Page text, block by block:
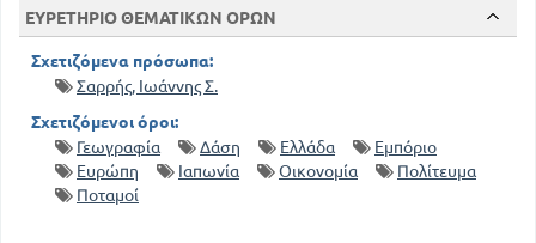
ΕΥΡΕΤΗΡΙΟ ΘΕΜΑΤΙΚΩΝ ΟΡΩΝ
Σχετιζόμενα πρόσωπα:
Σαρρής, Ιωάννης Σ.
Σχετιζόμενοι όροι:
Γεωγραφία
Δάση Ελλάδα
Εμπόριο
Ευρώπη
Ιαπωνία Οικονομία
Πολίτευμα
Ποταμοί